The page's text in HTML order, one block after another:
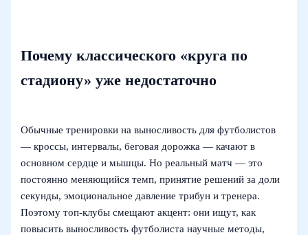
Почему классического «круга по
стадиону» уже недостаточно
Обычные тренировки на выносливость для футболистов
— кроссы, интервалы, беговая дорожка — качают в
основном сердце и мышцы. Но реальный матч — это
постоянно меняющийся темп, принятие решений за доли
секунды, эмоциональное давление трибун и тренера.
Поэтому топ-клубы смещают акцент: они ищут, как
повысить выносливость футболиста научные методы,